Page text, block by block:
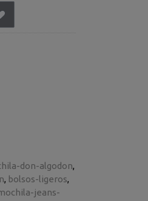
don-algodon
bolsos-ligeros
jeans-